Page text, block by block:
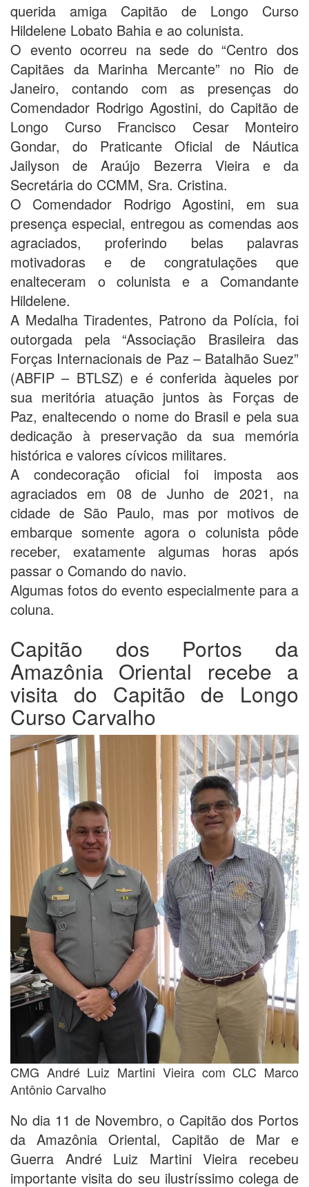
querida amiga Capitão de Longo Curso
Hildelene Lobato Bahia e ao colunista.
O evento ocorreu na sede do “Centro dos
Capitães da Marinha Mercante” no Rio de
Janeiro, contando com as presenças do
Comendador Rodrigo Agostini, do Capitão de
Longo Curso Francisco Cesar Monteiro
Gondar, do Praticante Oficial de Náutica
Jailyson de Araújo Bezerra Vieira e da
Secretária do CCMM, Sra. Cristina.
O Comendador Rodrigo Agostini, em sua
presença especial, entregou as comendas aos
agraciados, proferindo belas palavras
motivadoras e de congratulações que
enalteceram o colunista e a Comandante
Hildelene.
A Medalha Tiradentes, Patrono da Polícia, foi
outorgada pela “Associação Brasileira das
Forças Internacionais de Paz – Batalhão Suez”
(ABFIP – BTLSZ) e é conferida àqueles por
sua meritória atuação juntos às Forças de
Paz, enaltecendo o nome do Brasil e pela sua
dedicação à preservação da sua memória
histórica e valores cívicos militares.
A condecoração oficial foi imposta aos
agraciados em 08 de Junho de 2021, na
cidade de São Paulo, mas por motivos de
embarque somente agora o colunista pôde
receber, exatamente algumas horas após
passar o Comando do navio.
Algumas fotos do evento especialmente para a
coluna.
Capitão dos Portos da
Amazônia Oriental recebe a
visita do Capitão de Longo
Curso Carvalho
CMG André Luiz Martini Vieira com CLC Marco
Antônio Carvalho
No dia 11 de Novembro, o Capitão dos Portos
da Amazônia Oriental, Capitão de Mar e
Guerra André Luiz Martini Vieira recebeu
importante visita do seu ilustríssimo colega de